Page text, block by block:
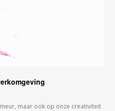
maar ook op onze creativiteit